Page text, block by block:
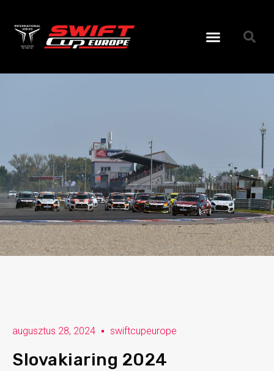
augusztus 28, 2024 swiftcupeurope
Slovakiaring 2024